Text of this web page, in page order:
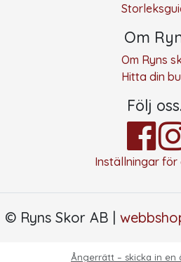
Om
Om Ryns
Hitta din
Följ
Inställningar för
© Ryns Skor AB |
Ångerrätt – skicka in en